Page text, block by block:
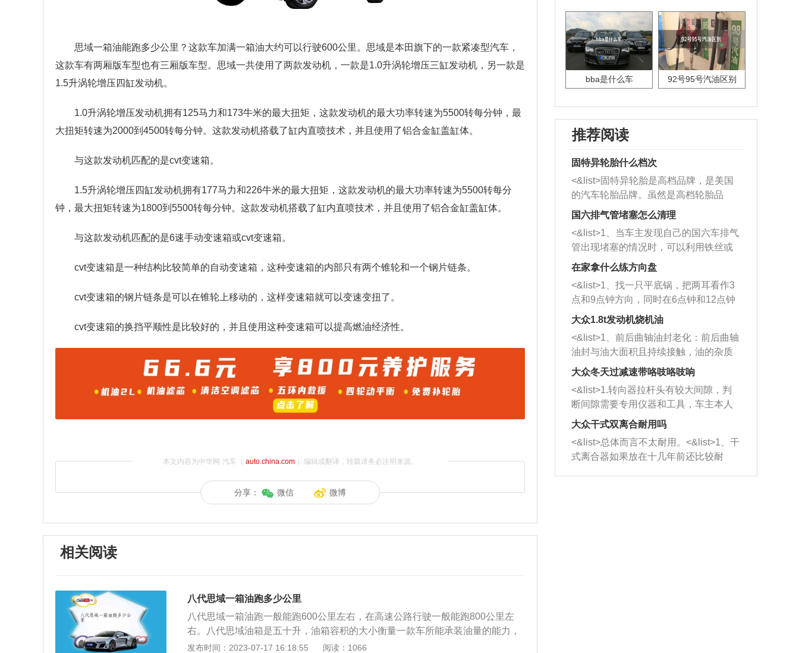
思域一箱油能跑多少公里？ 这款车加满一箱油大约可以行驶600公里。思域是本田旗下的一款紧凑型汽车，
这款车有两厢版车型也有三厢版车型。思域一共使用了两款发动机，一款是1.0升涡轮增压三缸发动机，另一款是
1.5升涡轮增压四缸发动机。
1.0升涡轮增压发动机拥有125马力和173牛米的最大扭矩，这款发动机的最大功率转速为5500转每分钟，最
大扭矩转速为2000到4500转每分钟。这款发动机搭载了缸内直喷技术，并且使用了铝合金缸盖缸体。
与这款发动机匹配的是cvt变速箱。
1.5升涡轮增压四缸发动机拥有177马力和226牛米的最大扭矩，这款发动机的最大功率转速为5500转每分
钟，最大扭矩转速为1800到5500转每分钟。这款发动机搭载了缸内直喷技术，并且使用了铝合金缸盖缸体。
与这款发动机匹配的是6速手动变速箱或cvt变速箱。
cvt变速箱是一种结构比较简单的自动变速箱，这种变速箱的内部只有两个锥轮和一个钢片链条。
cvt变速箱的钢片链条是可以在锥轮上移动的，这样变速箱就可以变速变扭了。
cvt变速箱的换挡平顺性是比较好的，并且使用这种变速箱可以提高燃油经济性。
本文内容为中华网·汽车（ auto.china.com）编辑或翻译，转载请务必注明来源。
分享： 微信 微博
相关阅读
八代思域一箱油跑多少公里
八代思域一箱油跑一般能跑600公里左右，在高速公路行驶一般能跑800公里左
右。八代思域油箱是五十升，油箱容积的大小衡量一款车所能承装油量的能力，
油箱容积决定了行驶里程。相关延展：一般自动挡车型都会要求4万公里左右换
发布时间：2023-07-17 16:18:55 阅读：1066
bba是什么车 92号95号汽油区别
推荐阅读
固特异轮胎什么档次
<&list>固特异轮胎是高档品牌，是美国
的汽车轮胎品牌。虽然是高档轮胎品
牌，但是中高低端的轮胎都有生产，这
也是为了更好的开拓市场。
国六排气管堵塞怎么清理
<&list>1、当车主发现自己的国六车排气
管出现堵塞的情况时，可以利用铁丝或
者是细棍，直接将杂物给取出来，如果
堵塞情况比较严重，也可以采取应急措
施。 <&list>2、直接利用木棍将所有的
杂物推到排气管里面的位置处，然后将
三元催化器拆解开，就可以将堵塞的东
西取出来。但如果是因为积碳过多引起
的堵塞，就需要将三元催化器泡在草酸
洗剂对堵塞的情况得到解决，将清洗剂
放在燃油箱中，与燃油混合后，车辆启
动时，就可以和汽油一起进入到燃烧
室，最后形成废气排出，就可以让三元
催化器得到清洗，排气管堵塞的情况就
能够得到解决。
在家拿什么练方向盘
<&list>1、找一只平底锅，把两耳看作3
点和9点钟方向，同时在6点钟和12点钟
方向做一个标记。 <&list>2、双手握住
一圈半的练习，往右同样也要打相同的
圈数。 <&list>3、最后强调要反复练
习，这样就可以形成肌肉记忆，在真实
驾驶车辆时，不需要记忆也能打好方
向。
大众1.8t发动机烧机油
<&list>1、前后曲轴油封老化：前后曲轴
油封与油大面积且持续接触，油的杂质
和发动机内持续温度变化使其密封效果
逐渐减弱，导致渗油或漏油。<&list>2、
活塞间隙过大：积碳会使活塞环与缸体
的间隙扩大，导致机油流入燃烧室中，
造成烧机油。<&list>3、机油粘度。使用
机油粘度过小的话，同样会有烧机油现
象，机油粘度过小具有很好的流动性，
大众冬天过减速带咯吱咯吱响
<&list>1.转向器拉杆头有较大间隙，判
断间隙需要专用仪器和工具，车主本人
无法制作，需要将车辆送到修理厂或4s
店；<&list>2.车辆半轴套管防尘罩破
裂，破裂后会出现漏油现象，使半轴磨
损严重，磨损的半轴容易损坏，产生异
响；<&list>3.稳定器的转向胶套和球头
大众干式双离合耐用吗
<&list>总体而言不太耐用。<&list>1、干
式离合器如果放在十几年前还比较耐